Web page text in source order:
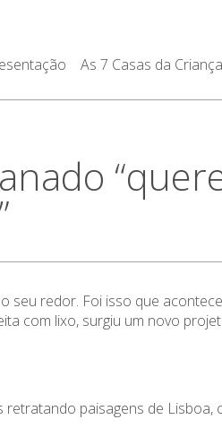
As 7 Casas da Criança
redor. Foi isso que
com lixo, surgiu um novo
paisagens de Lisboa,